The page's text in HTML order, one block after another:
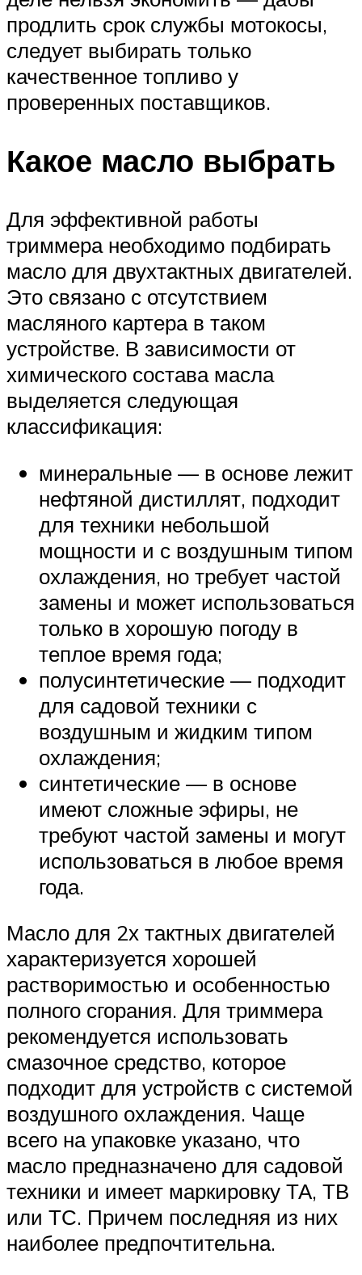
продлить срок службы мотокосы,
следует выбирать только
качественное топливо у
проверенных поставщиков.
Какое масло выбрать
Для эффективной работы
триммера необходимо подбирать
масло для двухтактных двигателей.
Это связано с отсутствием
масляного картера в таком
устройстве. В зависимости от
химического состава масла
выделяется следующая
классификация:
минеральные — в основе лежит
нефтяной дистиллят, подходит
для техники небольшой
мощности и с воздушным типом
охлаждения, но требует частой
замены и может использоваться
только в хорошую погоду в
теплое время года;
полусинтетические — подходит
для садовой техники с
воздушным и жидким типом
охлаждения;
синтетические — в основе
имеют сложные эфиры, не
требуют частой замены и могут
использоваться в любое время
года.
Масло для 2х тактных двигателей
характеризуется хорошей
растворимостью и особенностью
полного сгорания. Для триммера
рекомендуется использовать
смазочное средство, которое
подходит для устройств с системой
воздушного охлаждения. Чаще
всего на упаковке указано, что
масло предназначено для садовой
техники и имеет маркировку ТА, ТВ
или ТС. Причем последняя из них
наиболее предпочтительна.